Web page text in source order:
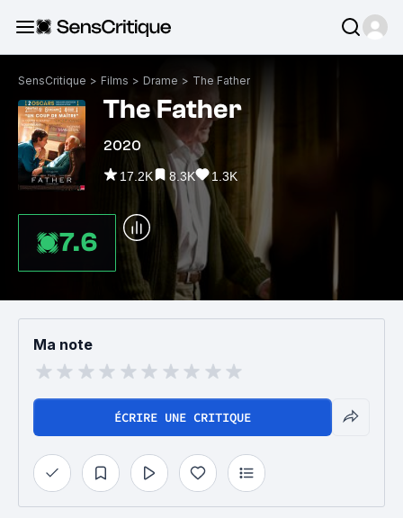
SensCritique > Films > Drame > The Father
The Father
2020
17.2K 8.3K 1.3K
7.6
Ma note
ÉCRIRE UNE CRITIQUE